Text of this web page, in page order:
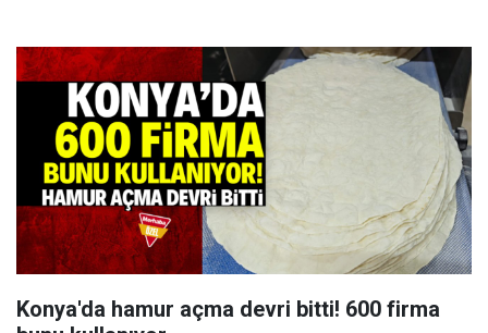
Konya'da hamur açma devri bitti! 600 firma